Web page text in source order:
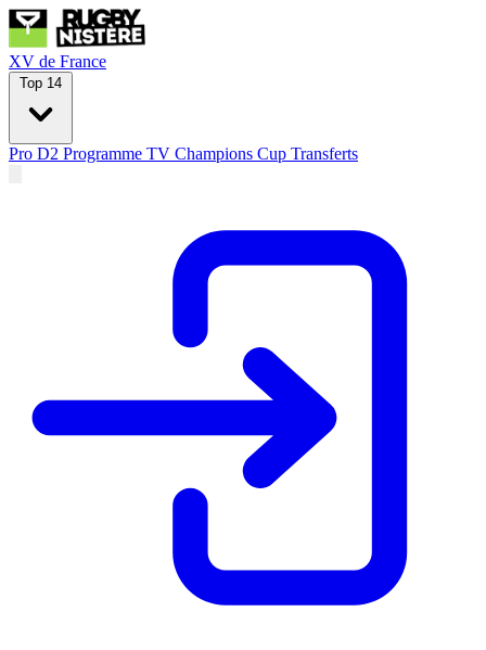
XV de France
Top 14
Pro D2 Programme TV Champions Cup Transferts